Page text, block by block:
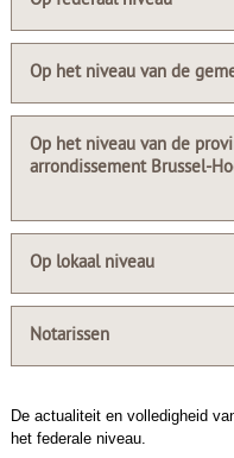
Op het niveau van de
Op het niveau van de
arrondissement Brussel-
Op lokaal niveau
Notarissen
De actualiteit en volledigheid
het federale niveau.